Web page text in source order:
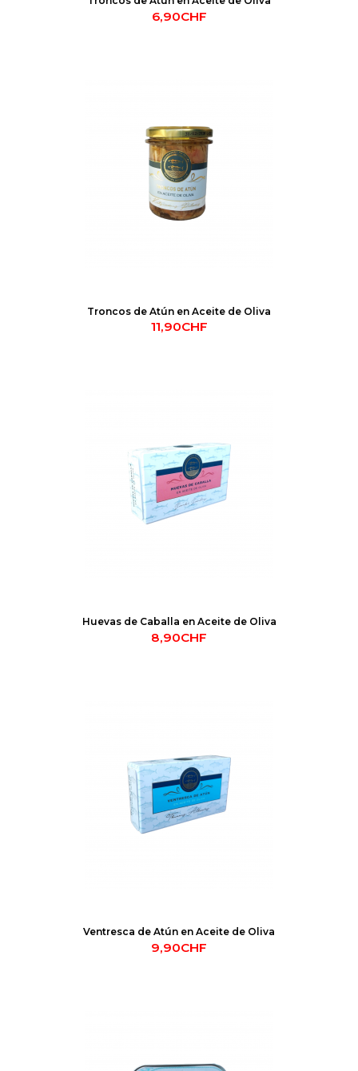
6,90CHF
Troncos de Atún en Aceite de Oliva
11,90CHF
Huevas de Caballa en Aceite de Oliva
8,90CHF
Ventresca de Atún en Aceite de Oliva
9,90CHF